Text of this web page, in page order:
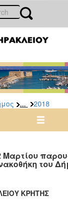
... 2018
Μαρτίου
του
ΚΡΗΤΗΣ